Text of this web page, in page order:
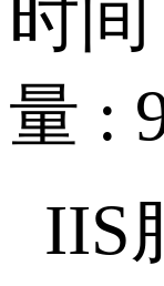
时间
量 :
IIS